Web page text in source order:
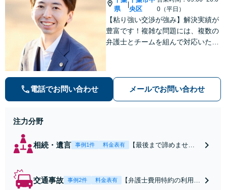
県
央区
0（平日）
【粘り強い交渉が強み】解決実績が
豊富です！複雑な問題には、複数の
弁護士とチームを組んで対応いたし
気軽にご相談ください。
電話でお問い合わせ メールでお問い合わせ
注力分野
相続・遺言 事例1件 料金表有
【最後まで諦めませ
合意してしまう前にご
交通事故 事例2件 料金表有
【弁護士費用特約の利用＆